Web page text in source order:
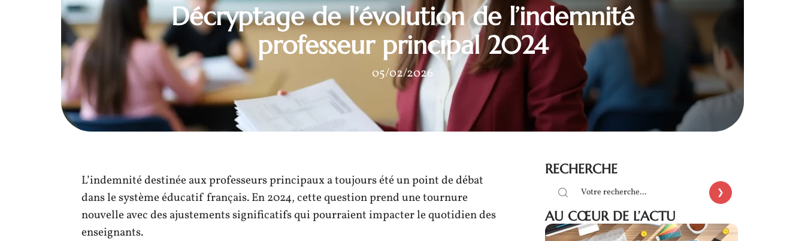
Décryptage de l’évolution de l’indemnité
professeur principal 2024
05/02/2026
L’indemnité destinée aux professeurs principaux a toujours été un point de débat
dans le système éducatif français. En 2024, cette question prend une tournure
nouvelle avec des ajustements significatifs qui pourraient impacter le quotidien des
enseignants.
RECHERCHE
AU CŒUR DE L’ACTU